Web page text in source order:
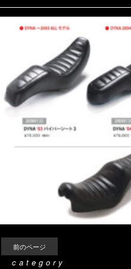
前のページ
category